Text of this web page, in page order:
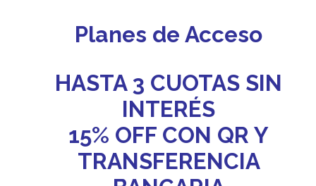
Planes de Acceso
HASTA 3 CUOTAS SIN
INTERÉS
15% OFF CON QR Y
TRANSFERENCIA